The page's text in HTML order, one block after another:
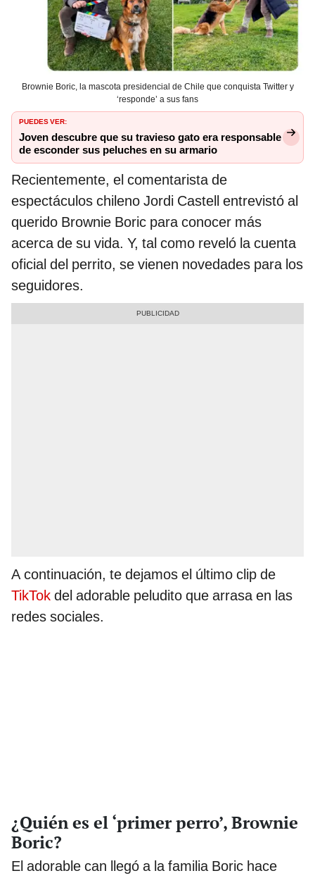
Brownie Boric, la mascota presidencial de Chile que conquista Twitter y
‘responde’ a sus fans
PUEDES VER:
Joven descubre que su travieso gato era responsable
de esconder sus peluches en su armario
Recientemente, el comentarista de
espectáculos chileno Jordi Castell entrevistó al
querido Brownie Boric para conocer más
acerca de su vida. Y, tal como reveló la cuenta
oficial del perrito, se vienen novedades para los
seguidores.
A continuación, te dejamos el último clip de
TikTok del adorable peludito que arrasa en las
redes sociales.
¿Quién es el ‘primer perro’, Brownie
Boric?
El adorable can llegó a la familia Boric hace